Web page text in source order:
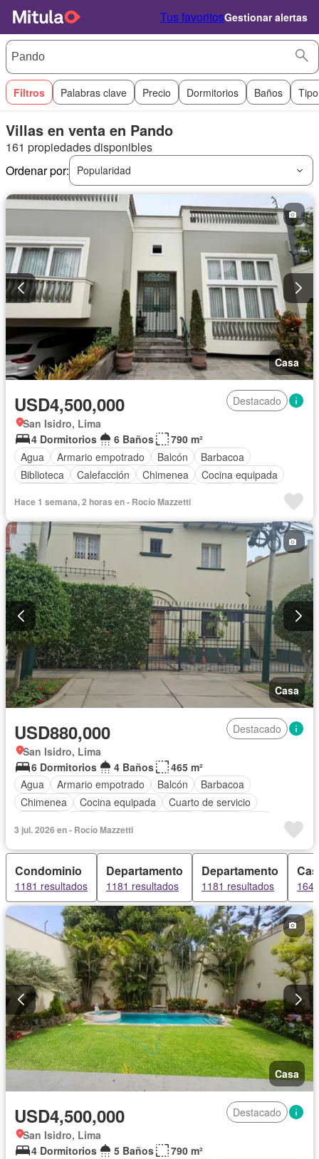
Tus favoritosGestionar alertas
Filtros Palabras clave Precio Dormitorios Baños
Villas en venta en Pando
161 propiedades disponibles
Ordenar por:
Popularidad
Casa
USD4,500,000
Destacado
San Isidro, Lima
4 Dormitorios
6 Baños
790 m²
Agua
Armario empotrado Balcón
Barbacoa
Biblioteca
Calefacción Chimenea
Cocina equipada
Vigilante
Terraza
Hace 1 semana, 2 horas en - Rocío Mazzetti
Casa
USD880,000
Destacado
San Isidro, Lima
6 Dormitorios
4 Baños
465 m²
Agua
Armario empotrado Balcón
Barbacoa
Chimenea
Cocina equipada
Cuarto de servicio
3 jul. 2026 en - Rocío Mazzetti
Condominio
1181 resultados
Departamento
1181 resultados
Departamento
1181 resultados 164
Casa
USD4,500,000
Destacado
San Isidro, Lima
4 Dormitorios
5 Baños
790 m²